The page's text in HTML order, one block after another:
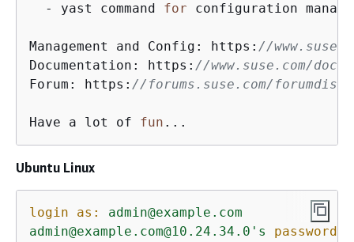
  - yast command
for configuration
Management and Config: https: //
Documentation: https: //www.suse.com/
Forum: https: //forums.suse.com/
Have a lot of fun ...
Ubuntu Linux
login as:
admin@example.com
admin@example.com@10.24.34.0's
password: